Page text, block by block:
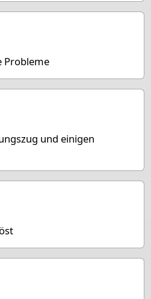
Aug '25
Probleme
Aug '25
und einigen
Aug '25
Aug '25